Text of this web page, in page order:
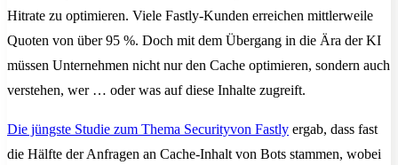
Hitrate zu optimieren. Viele Fastly-Kunden erreichen mittlerweile
Quoten von über 95 %. Doch mit dem Übergang in die Ära der KI
müssen Unternehmen nicht nur den Cache optimieren, sondern auch
verstehen, wer … oder was auf diese Inhalte zugreift.
Die jüngste Studie zum Thema Securityvon Fastly ergab, dass fast
die Hälfte der Anfragen an Cache-Inhalt von Bots stammen, wobei